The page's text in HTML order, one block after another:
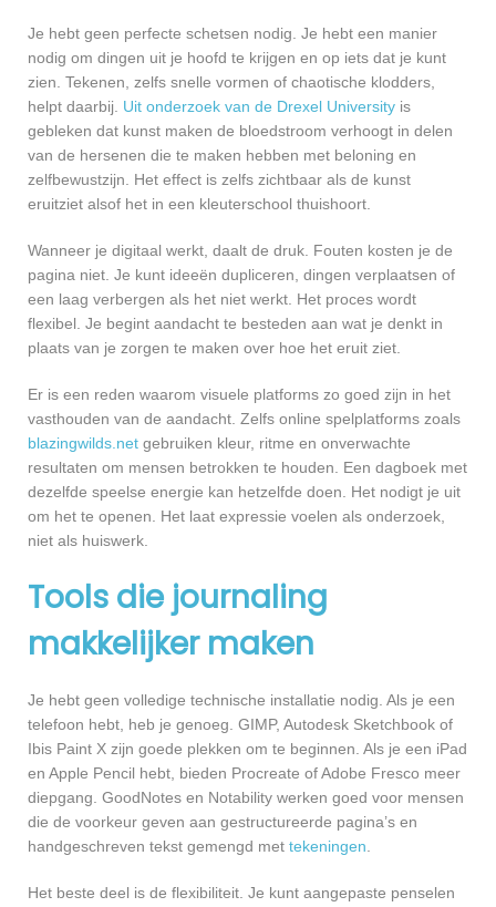
Je hebt geen perfecte schetsen nodig. Je hebt een manier
nodig om dingen uit je hoofd te krijgen en op iets dat je kunt
zien. Tekenen, zelfs snelle vormen of chaotische klodders,
helpt daarbij. Uit onderzoek van de Drexel University is
gebleken dat kunst maken de bloedstroom verhoogt in delen
van de hersenen die te maken hebben met beloning en
zelfbewustzijn. Het effect is zelfs zichtbaar als de kunst
eruitziet alsof het in een kleuterschool thuishoort.
Wanneer je digitaal werkt, daalt de druk. Fouten kosten je de
pagina niet. Je kunt ideeën dupliceren, dingen verplaatsen of
een laag verbergen als het niet werkt. Het proces wordt
flexibel. Je begint aandacht te besteden aan wat je denkt in
plaats van je zorgen te maken over hoe het eruit ziet.
Er is een reden waarom visuele platforms zo goed zijn in het
vasthouden van de aandacht. Zelfs online spelplatforms zoals
blazingwilds.net gebruiken kleur, ritme en onverwachte
resultaten om mensen betrokken te houden. Een dagboek met
dezelfde speelse energie kan hetzelfde doen. Het nodigt je uit
om het te openen. Het laat expressie voelen als onderzoek,
niet als huiswerk.
Tools die journaling
makkelijker maken
Je hebt geen volledige technische installatie nodig. Als je een
telefoon hebt, heb je genoeg. GIMP, Autodesk Sketchbook of
Ibis Paint X zijn goede plekken om te beginnen. Als je een iPad
en Apple Pencil hebt, bieden Procreate of Adobe Fresco meer
diepgang. GoodNotes en Notability werken goed voor mensen
die de voorkeur geven aan gestructureerde pagina’s en
handgeschreven tekst gemengd met tekeningen
Het beste deel is de flexibiliteit. Je kunt aangepaste penselen